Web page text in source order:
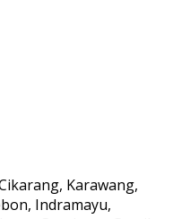
Karawang,
Indramayu,